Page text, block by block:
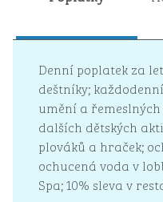
Denní poplatek za
deštníky;
umění a
dalších dětských
plováků a hraček;
ochucená voda v
Spa; 10% sleva v